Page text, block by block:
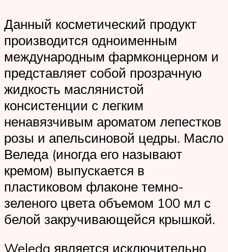
Данный косметический продукт
производится одноименным
международным фармконцерном и
представляет собой прозрачную
жидкость маслянистой
консистенции с легким
ненавязчивым ароматом лепестков
розы и апельсиновой цедры. Масло
Веледа (иногда его называют
кремом) выпускается в
пластиковом флаконе темно-
зеленого цвета объемом 100 мл с
белой закручивающейся крышкой.
Weleda является исключительно